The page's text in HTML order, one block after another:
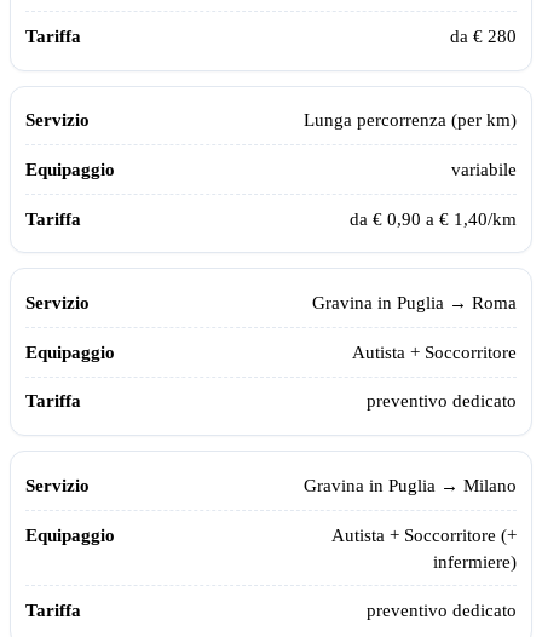
da € 280
Lunga percorrenza (per km)
variabile
da € 0,90 a € 1,40/km
Gravina in Puglia → Roma
Autista + Soccorritore
preventivo dedicato
Gravina in Puglia → Milano
Autista + Soccorritore (+
infermiere)
preventivo dedicato